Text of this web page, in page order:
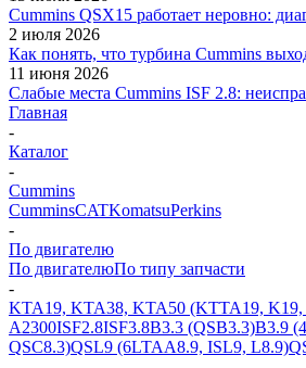
Cummins QSX15 работает неровно:
2 июля 2026
Как понять, что турбина Cummins
11 июня 2026
Слабые места Cummins ISF 2.8:
Главная
-
Каталог
-
Cummins
CumminsCATKomatsuPerkins
-
По двигателю
По двигателюПо типу запчасти
-
KTA19, KTA38, KTA50 (KTTA19,
A2300ISF2.8ISF3.8B3.3 (QSB3.3)B3.9
QSC8.3)QSL9 (6LTAA8.9, ISL9, L8.9)